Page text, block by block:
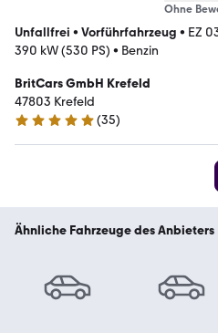
Ohne
Unfallfrei • Vorführfahrzeug • EZ
390 kW (530 PS) • Benzin
BritCars GmbH Krefeld
47803 Krefeld
4.8 Sterne
(35)
Ähnliche Fahrzeuge des Anbieters